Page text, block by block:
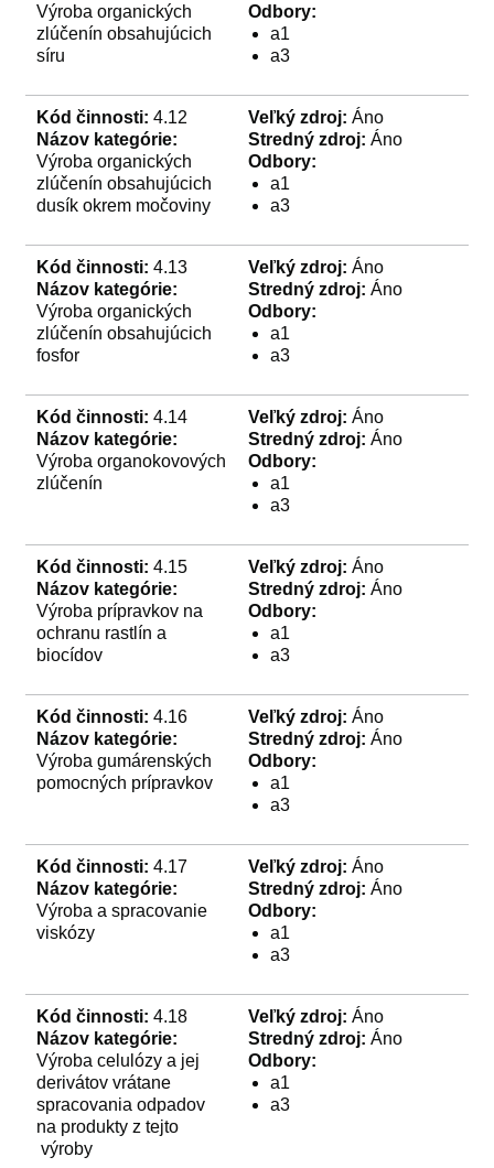
Výroba organických
zlúčenín obsahujúcich
síru
Odbory:
a1
a3
Kód činnosti: 4.12
Názov kategórie:
Výroba organických
zlúčenín obsahujúcich
dusík okrem močoviny
Veľký zdroj: Áno
Stredný zdroj: Áno
Odbory:
a1
a3
Kód činnosti: 4.13
Názov kategórie:
Výroba organických
zlúčenín obsahujúcich
fosfor
Veľký zdroj: Áno
Stredný zdroj: Áno
Odbory:
a1
a3
Kód činnosti: 4.14
Názov kategórie:
Výroba organokovových
zlúčenín
Veľký zdroj: Áno
Stredný zdroj: Áno
Odbory:
a1
a3
Kód činnosti: 4.15
Názov kategórie:
Výroba prípravkov na
ochranu rastlín a
biocídov
Veľký zdroj: Áno
Stredný zdroj: Áno
Odbory:
a1
a3
Kód činnosti: 4.16
Názov kategórie:
Výroba gumárenských
pomocných prípravkov
Veľký zdroj: Áno
Stredný zdroj: Áno
Odbory:
a1
a3
Kód činnosti: 4.17
Názov kategórie:
Výroba a spracovanie
viskózy
Veľký zdroj: Áno
Stredný zdroj: Áno
Odbory:
a1
a3
Kód činnosti: 4.18
Názov kategórie:
Výroba celulózy a jej
derivátov vrátane
spracovania odpadov
na produkty z tejto
výroby
Veľký zdroj: Áno
Stredný zdroj: Áno
Odbory:
a1
a3